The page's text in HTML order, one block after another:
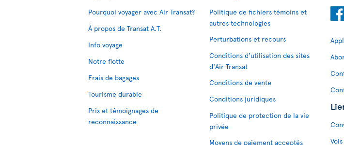
Pourquoi voyager avec Air Transat?
À propos de Transat A.T.
Info voyage
Notre flotte
Frais de bagages
Tourisme durable
Prix et témoignages de
reconnaissance
Politique de fichiers témoins et
autres technologies
Perturbations et recours
Conditions d’utilisation des sites
d'Air Transat
Conditions de vente
Conditions juridiques
Politique de protection de la vie
privée
Moyens de paiement acceptés